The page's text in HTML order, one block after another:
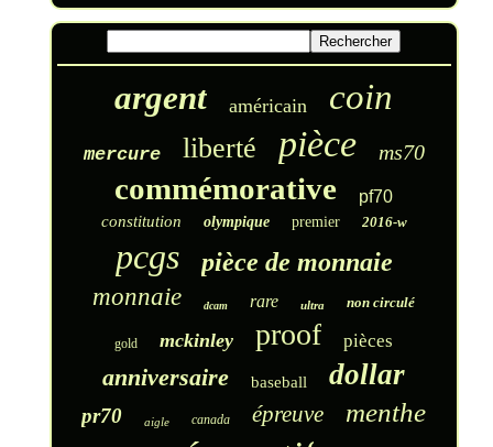
argent américain coin
mercure liberté pièce ms70
commémorative pf70
constitution olympique premier 2016-w
pcgs pièce de monnaie
monnaie dcam rare ultra non circulé
gold mckinley proof pièces
anniversaire baseball dollar
pr70 aigle canada épreuve menthe